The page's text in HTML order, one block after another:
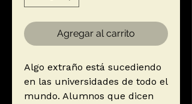
Agregar al carrito
Algo extraño está sucediendo
en las universidades de todo el
mundo. Alumnos que dicen